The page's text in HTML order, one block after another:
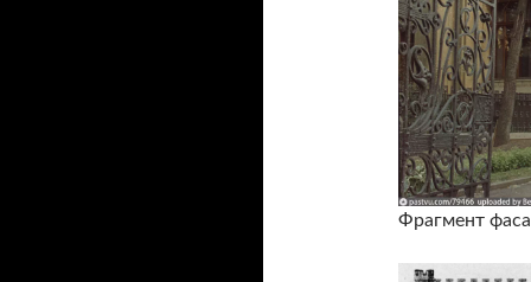
Фрагмент